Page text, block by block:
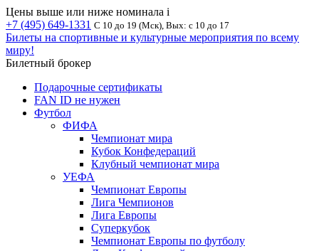
Цены выше или ниже номинала i
+7 (495) 649-1331 С 10 до 19 (Мск), Вых: с 10 до 17
Билеты на спортивные и культурные мероприятия по всему
миру!
Билетный брокер
Подарочные сертификаты
FAN ID не нужен
Футбол
ФИФА
Чемпионат мира
Кубок Конфедераций
Клубный чемпионат мира
УЕФА
Чемпионат Европы
Лига Чемпионов
Лига Европы
Суперкубок
Чемпионат Европы по футболу